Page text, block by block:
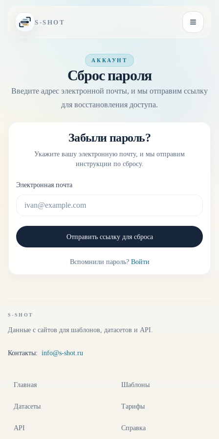
S-SHOT
АККАУНТ
Сброс пароля
Введите адрес электронной почты, и мы отправим ссылку
для восстановления доступа.
Забыли пароль?
Укажите вашу электронную почту, и мы отправим
инструкции по сбросу.
Электронная почта
Отправить ссылку для сброса
Вспомнили пароль? Войти
S-SHOT
Данные с сайтов для шаблонов, датасетов и API.
Контакты: info@s-shot.ru
Главная Шаблоны
Датасеты Тарифы
API Справка